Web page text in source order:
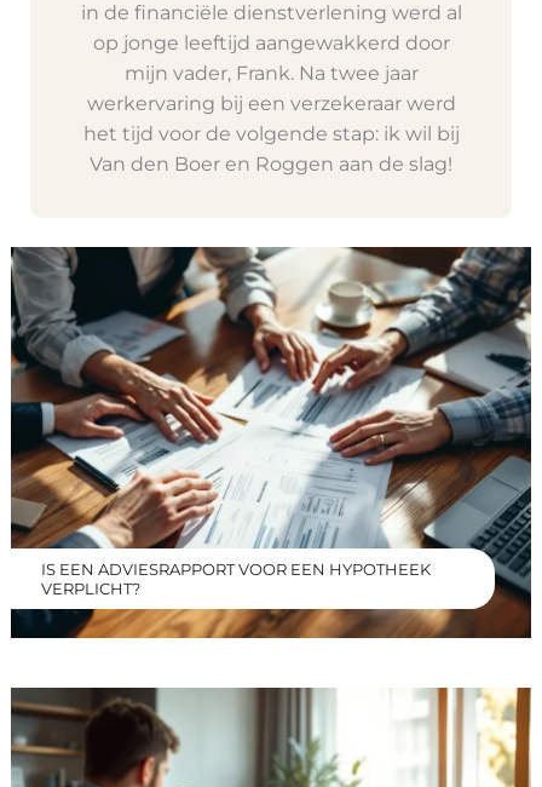
in de financiële dienstverlening werd al
op jonge leeftijd aangewakkerd door
mijn vader, Frank. Na twee jaar
werkervaring bij een verzekeraar werd
het tijd voor de volgende stap: ik wil bij
Van den Boer en Roggen aan de slag!
IS EEN ADVIESRAPPORT VOOR EEN HYPOTHEEK
VERPLICHT?